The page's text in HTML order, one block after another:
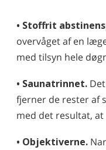
• Stoffrit
overvåget af en
med tilsyn hele
• Saunatrinnet.
fjerner de rester af
med det resultat,
• Objektiverne.